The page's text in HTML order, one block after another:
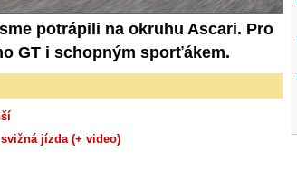
potrápili na okruhu Ascari. Pro
GT i schopným sporťákem.
jízda (+ video)